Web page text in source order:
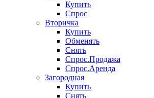
Купить
Спрос
Вторичка
Купить
Обменять
Снять
Спрос.Продажа
Спрос.Аренда
Загородная
Купить
Снять